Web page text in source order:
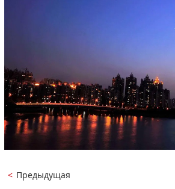
< Предыдущая